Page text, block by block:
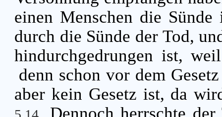
einen Menschen die
durch die Sünde der Tod,
hindurchgedrungen ist,
denn schon vor dem
aber kein Gesetz ist, da
Dennoch herrschte